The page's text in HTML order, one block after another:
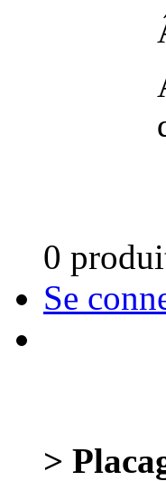
0
Se
>